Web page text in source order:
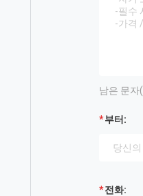
남은 문자(
부터:
전화: